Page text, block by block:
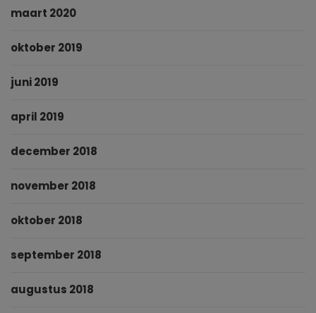
maart 2020
oktober 2019
juni 2019
april 2019
december 2018
november 2018
oktober 2018
september 2018
augustus 2018